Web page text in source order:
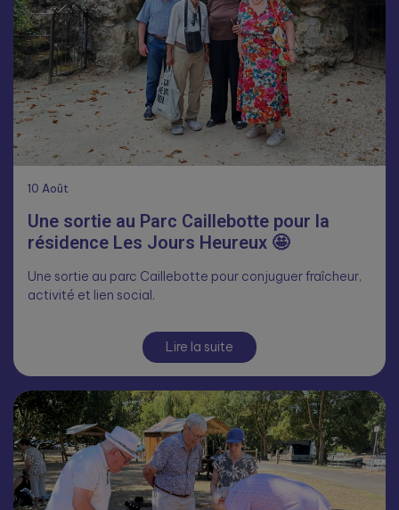
10 Août
Une sortie au Parc Caillebotte pour la
résidence Les Jours Heureux 🤩
Une sortie au parc Caillebotte pour conjuguer fraîcheur,
activité et lien social.
Lire la suite